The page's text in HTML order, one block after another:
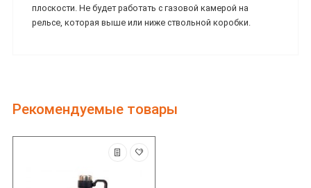
плоскости. Не будет работать с газовой камерой на
рельсе, которая выше или ниже ствольной коробки.
Рекомендуемые товары